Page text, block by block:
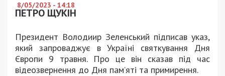
8/05/2023 - 14:18
ПЕТРО ЩУКІН
Президент Володиир Зеленський підписав указ,
який запроваджує в Україні святкування Дня
Європи 9 травня. Про це він сказав під час
відеозвернення до Дня памʼяті та примирення.